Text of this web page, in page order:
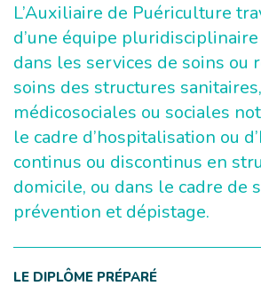
L’Auxiliaire de Puériculture
d’une équipe
dans les services de soins ou
soins des structures sanitaires,
médicosociales ou sociales
le cadre d’hospitalisation ou
continus ou discontinus en
domicile, ou dans le cadre de
prévention et dépistage.
LE DIPLÔME PRÉPARÉ